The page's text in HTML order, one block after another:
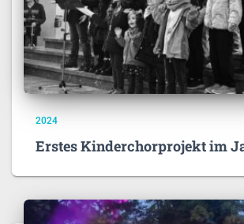
2024
Erstes Kinderchorprojekt im